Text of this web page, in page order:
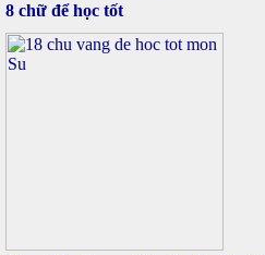
8 chữ để học tốt